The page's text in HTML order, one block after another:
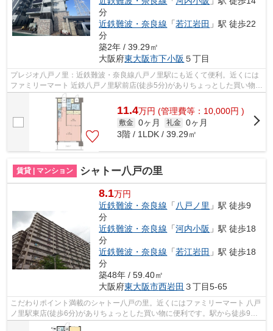
分
近鉄難波・奈良線 「若江岩田 」駅 徒歩22
分
築2年 / 39.29㎡
大阪府東大阪市下小阪 ５丁目
プレジオ八戸ノ里：近鉄難波・奈良線八戸ノ里駅にも近くて便利。近くには
ファミリーマート 近鉄八戸ノ里駅前店(徒歩5分)がありちょっとした買い物に
便利です。築1年の物件です。こちら...
11.4万円 (管理費等：10,000円 )
敷金 0ヶ月 礼金 0ヶ月
3階 / 1LDK / 39.29㎡
賃貸 | マンション シャトー八戸の里
8.1万円
近鉄難波・奈良線 「八戸ノ里 」駅 徒歩9
分
近鉄難波・奈良線 「河内小阪 」駅 徒歩18
分
近鉄難波・奈良線 「若江岩田 」駅 徒歩18
分
築48年 / 59.40㎡
大阪府東大阪市西岩田 ３丁目5-65
こだわりポイント満載のシャトー八戸の里。近くにはファミリーマート 八戸
ノ里駅東店(徒歩6分)がありちょっとした買い物に便利です。駅から徒歩9分
にある物件なので、電車利用が多い方...